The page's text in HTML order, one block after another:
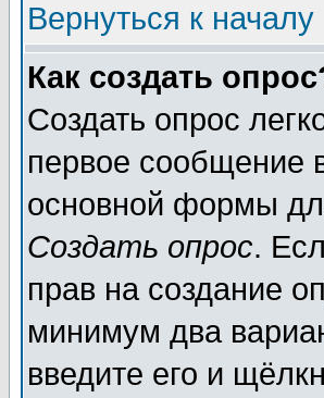
Вернуться к началу
Как создать
Создать опрос
первое сообщение
основной формы
Создать опрос.
прав на создание
минимум два
введите его и